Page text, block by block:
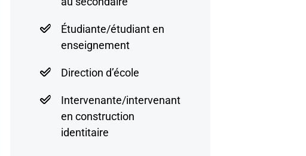
Étudiante/étudiant en
enseignement
Direction d’école
Intervenante/intervenant
en construction
identitaire